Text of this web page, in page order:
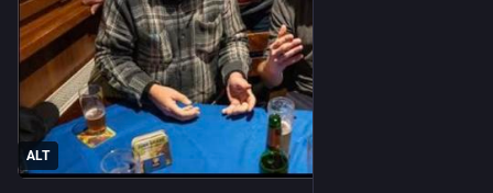
ALT